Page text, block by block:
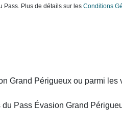
Pass. Plus de détails sur les Conditions
Grand Périgueux ou parmi les
du Pass Évasion Grand